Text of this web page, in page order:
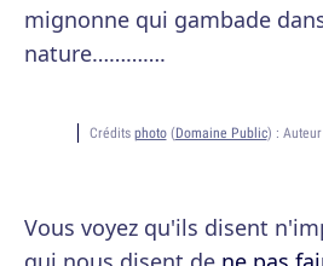
mignonne qui gambade
nature………….
Crédits photo(Domaine Public) :
Vous voyez qu'ils disent